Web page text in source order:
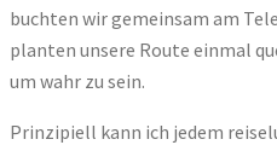
buchten wir gemeinsam am
planten unsere Route einmal
um wahr zu sein.
Prinzipiell kann ich jedem